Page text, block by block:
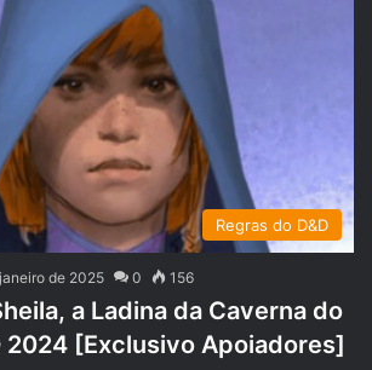
Regras do D&D
de 2025 0 156
a Ladina da Caverna do
2024 [Exclusivo Apoiadores]